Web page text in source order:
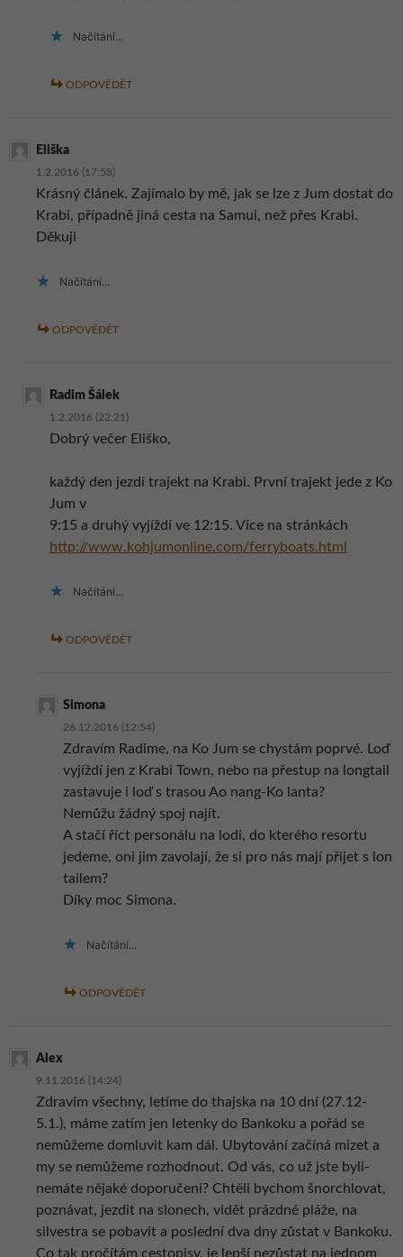
Načítání...
ODPOVĚDĚT
Eliška
1.2.2016 (17:58)
Krásný článek. Zajímalo by mě, jak se lze z Jum dostat do
Krabi, případně jiná cesta na Samui, než přes Krabi.
Děkuji
Načítání...
ODPOVĚDĚT
Radim Šálek
1.2.2016 (22:21)
Dobrý večer Eliško,
každý den jezdí trajekt na Krabi. První trajekt jede z Ko
Jum v
9:15 a druhý vyjíždí ve 12:15. Více na stránkách
http://www.kohjumonline.com/ferryboats.html
Načítání...
ODPOVĚDĚT
Simona
26.12.2016 (12:54)
Zdravím Radime, na Ko Jum se chystám poprvé. Loď
vyjíždí jen z Krabi Town, nebo na přestup na longtail
zastavuje i loď s trasou Ao nang-Ko lanta?
Nemůžu žádný spoj najít.
A stačí říct personálu na lodi, do kterého resortu
jedeme, oni jim zavolají, že si pro nás mají přijet s lon
tailem?
Díky moc Simona.
Načítání...
ODPOVĚDĚT
Alex
9.11.2016 (14:24)
Zdravím všechny, letíme do thajska na 10 dní (27.12-
5.1.), máme zatím jen letenky do Bankoku a pořád se
nemůžeme domluvit kam dál. Ubytování začíná mizet a
my se nemůžeme rozhodnout. Od vás, co už jste byli-
nemáte nějaké doporučení? Chtěli bychom šnorchlovat,
poznávat, jezdit na slonech, vidět prázdné pláže, na
silvestra se pobavit a poslední dva dny zůstat v Bankoku.
Co tak pročítám cestopisy, je lepší nezůstat na jednom